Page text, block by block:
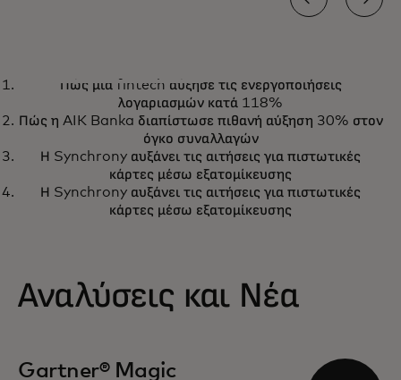
Εξατομικεύοντας την εμπειρία
αγορών σε μόλις έξι μήνες με τη
Sweaty Betty
Μάθετε περισσότερα
Πώς μια fintech αύξησε τις ενεργοποιήσεις
λογαριασμών κατά 118%
Πώς η AIK Banka διαπίστωσε πιθανή αύξηση 30% στον
όγκο συναλλαγών
Η Synchrony αυξάνει τις αιτήσεις για πιστωτικές
κάρτες μέσω εξατομίκευσης
Η Synchrony αυξάνει τις αιτήσεις για πιστωτικές
κάρτες μέσω εξατομίκευσης
Αναλύσεις και Νέα
Gartner® Magic
opens in a new tab